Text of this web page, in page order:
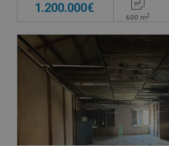
1.200.000€
600 m2